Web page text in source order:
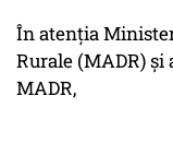
În atenția
Rurale (MADR)
MADR,